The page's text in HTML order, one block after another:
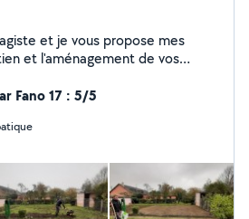
et l'aménagement de vos
petite
pour un devis personnalisé. À
Fano 17 : 5/5